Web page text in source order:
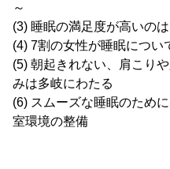
～
(3) 睡眠の満足度が高いのは
(4) 7割の女性が睡眠につい
(5) 朝起きれない、肩こり
みは多岐にわたる
(6) スムーズな睡眠のため
室環境の整備